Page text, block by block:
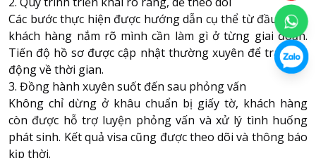
Các bước thực hiện được hướng dẫn cụ thể từ đầu, giúp
khách hàng nắm rõ mình cần làm gì ở từng giai đoạn.
Tiến độ hồ sơ được cập nhật thường xuyên để tránh bị
động về thời gian.
3. Đồng hành xuyên suốt đến sau phỏng vấn
Không chỉ dừng ở khâu chuẩn bị giấy tờ, khách hàng
còn được hỗ trợ luyện phỏng vấn và xử lý tình huống
phát sinh. Kết quả visa cũng được theo dõi và thông báo
kịp thời.